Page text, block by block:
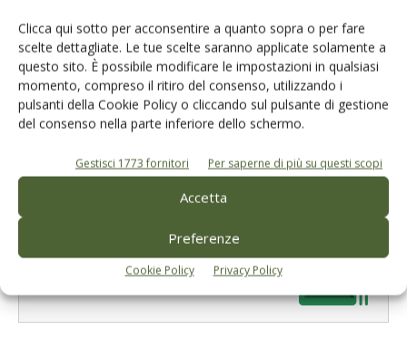
Clicca qui sotto per acconsentire a quanto sopra o per fare
scelte dettagliate. Le tue scelte saranno applicate solamente a
questo sito. È possibile modificare le impostazioni in qualsiasi
momento, compreso il ritiro del consenso, utilizzando i
pulsanti della Cookie Policy o cliccando sul pulsante di gestione
del consenso nella parte inferiore dello schermo.
Gestisci 1773 fornitori Per saperne di più su questi scopi
Accetta
Preferenze
Cookie Policy Privacy Policy
Salva il mio nome, email e sito web in questo browser per la
prossima volta che commento.
Tecniche, prodotti e servizi dalle aziende